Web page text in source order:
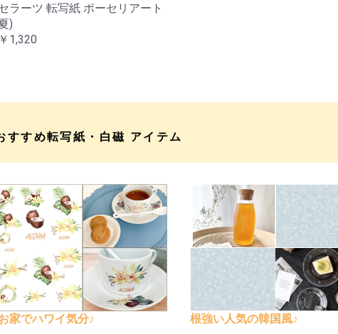
ラーツ 転写紙 ポーセリアート
)
￥1,320
すすめ転写紙・白磁 アイテム
家でハワイ気分♪ 根強い人気の韓国風♪